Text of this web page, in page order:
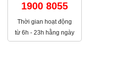
1900 8055
Thời gian hoạt động
từ 6h - 23h hằng ngày